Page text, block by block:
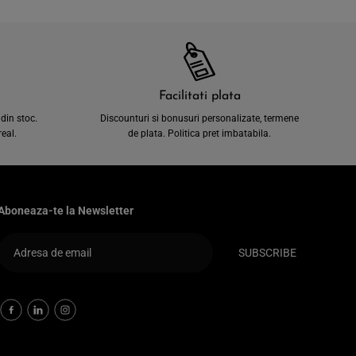
stoc.
Facilitati plata
Discounturi si bonusuri personalizate, termene
de plata. Politica pret imbatabila.
te la Newsletter
SUBSCRIBE